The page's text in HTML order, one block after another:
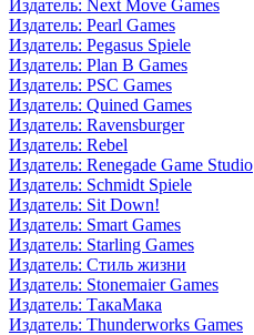
Издатель: Next Move Games
Издатель: Pearl Games
Издатель: Pegasus Spiele
Издатель: Plan B Games
Издатель: PSC Games
Издатель: Quined Games
Издатель: Ravensburger
Издатель: Rebel
Издатель: Renegade Game Studio
Издатель: Schmidt Spiele
Издатель: Sit Down!
Издатель: Smart Games
Издатель: Starling Games
Издатель: Стиль жизни
Издатель: Stonemaier Games
Издатель: ТакаМака
Издатель: Thunderworks Games